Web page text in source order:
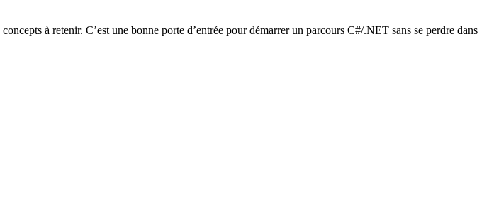
à retenir. C’est une bonne porte d’entrée pour démarrer un parcours C#/.NET sans se perdre dans